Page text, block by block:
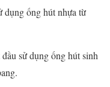
dụng ống hút nhựa từ
sử dụng ống hút sinh